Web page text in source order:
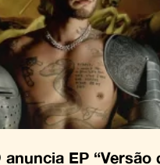
anuncia EP “Versão